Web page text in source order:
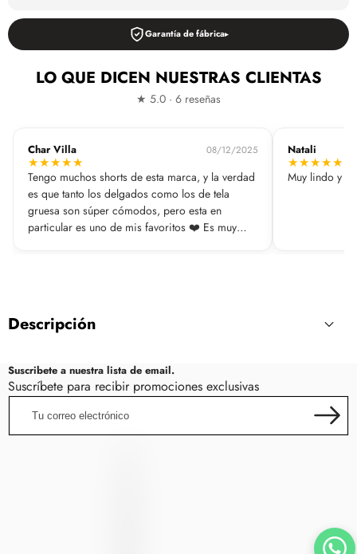
Garantía de fábrica
LO QUE DICEN NUESTRAS CLIENTAS
★ 5.0 · 6 reseñas
Char Villa 08/12/2025
★★★★★
Tengo muchos shorts de esta marca, y la verdad
es que tanto los delgados como los de tela
gruesa son súper cómodos, pero esta en
particular es uno de mis favoritos ❤️ Es muy
Natali
★★★★★
Muy lindo y
Descripción
ALTOCORTOULTRAFIT(NO TRANSPARENTE) 🏋️‍♂️
El modelo está usando talla M,
Suscribete a nuestra lista de email.
Suscríbete para recibir promociones exclusivas
correo
electrónico